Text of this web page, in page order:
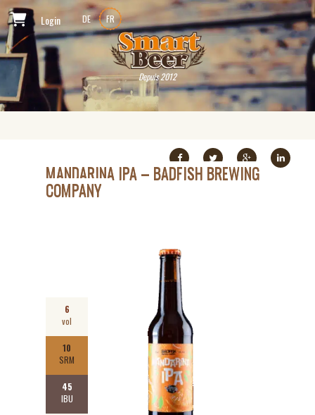
Login DE FR
Depuis 2012
MANDARINA IPA – BADFISH BREWING
COMPANY
6
vol
10
SRM
45
IBU